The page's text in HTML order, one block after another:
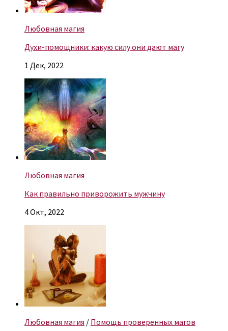
Любовная магия
Духи-помощники: какую силу они дают магу
1 Дек, 2022
Любовная магия
Как правильно приворожить мужчину
4 Окт, 2022
Любовная магия / Помощь проверенных магов